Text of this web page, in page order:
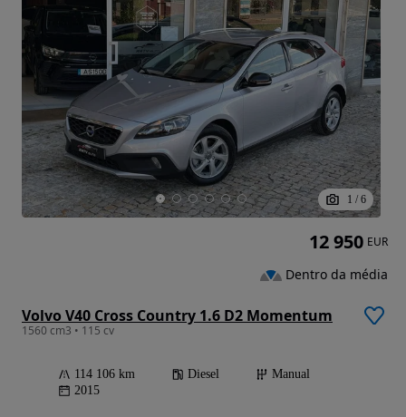
1 / 6
Volvo V40 Cross Country 1.6 D2 Momentum
1560 cm3 • 115 cv
114 106 km Diesel
Manual
2015
12 950 EUR
Dentro da média